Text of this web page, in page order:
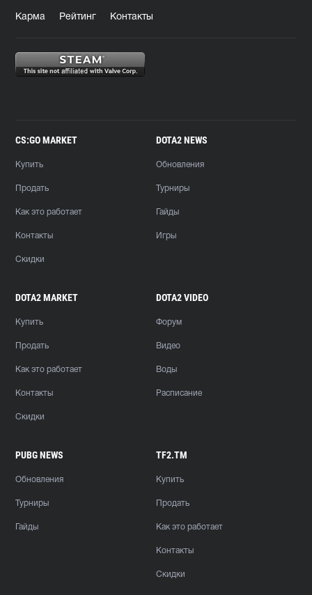
Карма Рейтинг Контакты
CS:GO MARKET
Купить
Продать
Как это работает
Контакты
Скидки
DOTA2 NEWS
Обновления
Турниры
Гайды
Игры
DOTA2 MARKET
Купить
Продать
Как это работает
Контакты
Скидки
DOTA2 VIDEO
Форум
Видео
Воды
Расписание
PUBG NEWS
Обновления
Турниры
Гайды
TF2.TM
Купить
Продать
Как это работает
Контакты
Скидки